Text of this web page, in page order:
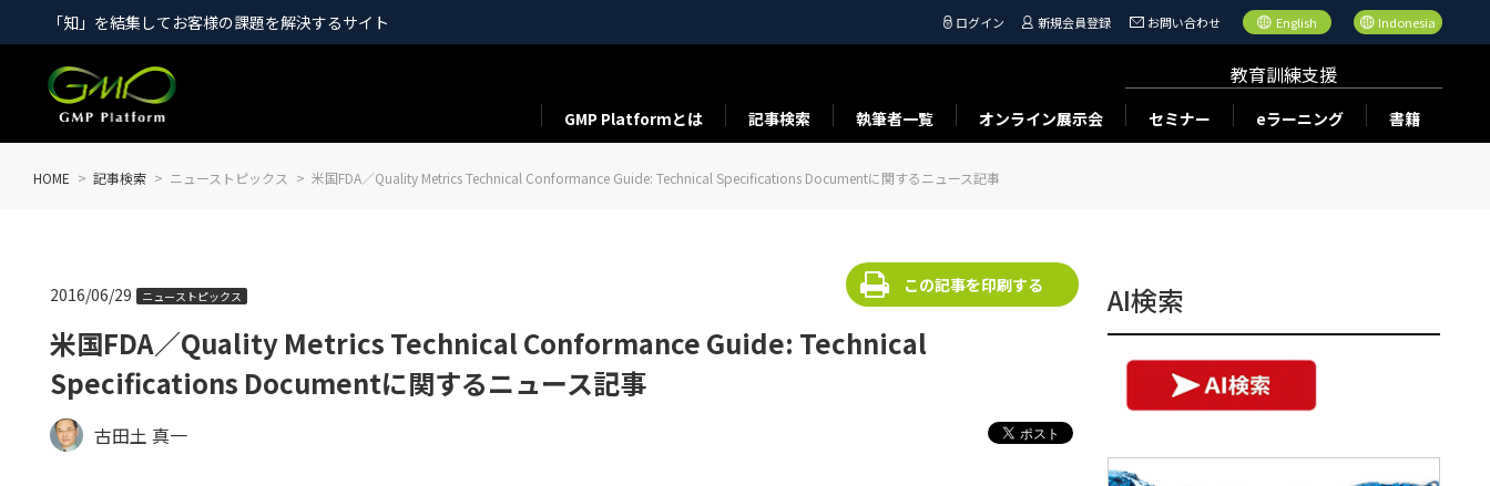
「知」を結集してお客様の課題を解決するサイト ログイン 新規会員登録 お問い合わせ English Indonesia
GMP Platformとは 記事検索 執筆者一覧 オンライン展示会
教育訓練支援
セミナー eラーニング 書籍
HOME 記事検索 ニューストピックス 米国FDA／Quality Metrics Technical Conformance Guide: Technical Specifications Documentに関するニュース記事
米国FDA／Quality Metrics Technical Conformance Guide: Technical
Specifications Documentに関するニュース記事
2016/06/29 ニューストピックス
この記事を印刷する
古田土 真一
AI検索